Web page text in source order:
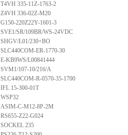
T4VH 335-11Z-1763-2
Z4VH 336-02Z-M20
G150-220Z22Y-1601-3
SVE1/SR/109BR/WS-24VDC
SHGV/L01/230+BO
SLC440COM-ER-1770-30
E-KB9WS/L00841444
SVM1/107-10/216/A
SLC440COM-R-0570-35-1700
IFL 15-300-01T
WSP32
ASIM-C-M12-8P-2M
RS655-Z22-G024
SOCKEL 235